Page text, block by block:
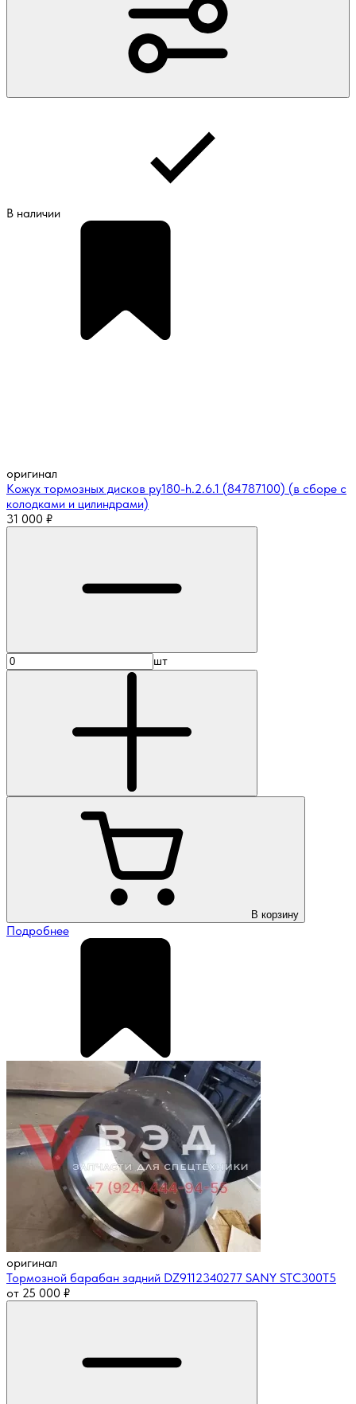
В наличии
оригинал
Кожух тормозных дисков py180-h.2.6.1 (84787100) (в сборе с
колодками и цилиндрами)
31 000 ₽
шт
В корзину
Подробнее
оригинал
Тормозной барабан задний DZ9112340277 SANY STC300T5
от 25 000 ₽